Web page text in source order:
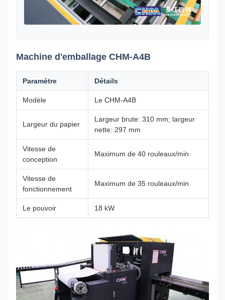
Machine d'emballage CHM-A4B
Paramètre Détails
Modèle Le CHM-A4B
Largeur du papier
Largeur brute: 310 mm; largeur
nette: 297 mm
Vitesse de
conception
Maximum de 40 rouleaux/min
Vitesse de
fonctionnement
Maximum de 35 rouleaux/min
Le pouvoir 18 kW